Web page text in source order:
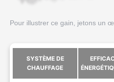
Pour illustrer ce gain, jetons un
SYSTÈME DE
CHAUFFAGE